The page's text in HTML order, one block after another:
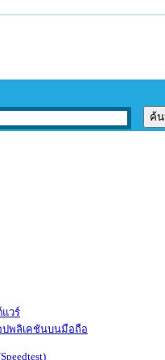
วร์
ปพลิเคชันบนมือถือ